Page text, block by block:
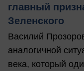
главный
Зеленского
Василий
аналогичной
века, который